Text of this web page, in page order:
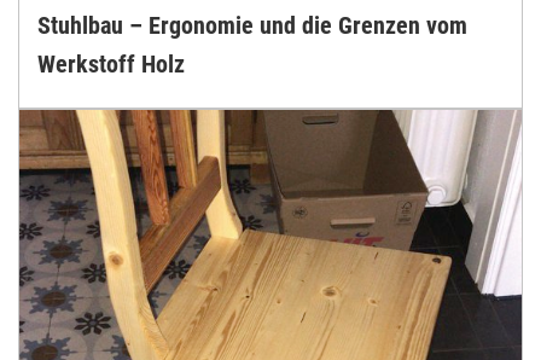
Stuhlbau – Ergonomie und die Grenzen vom
Werkstoff Holz